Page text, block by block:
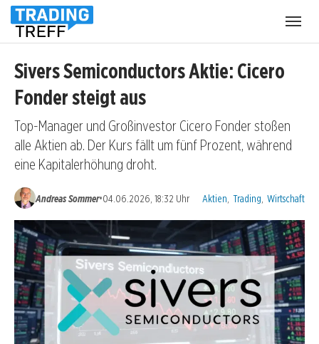
Sivers Semiconductors Aktie: Cicero
Fonder steigt aus
Top-Manager und Großinvestor Cicero Fonder stoßen
alle Aktien ab. Der Kurs fällt um fünf Prozent, während
eine Kapitalerhöhung droht.
Andreas Sommer•04.06.2026, 18:32 Uhr Kategorien:
Aktien Trading Wirtschaft